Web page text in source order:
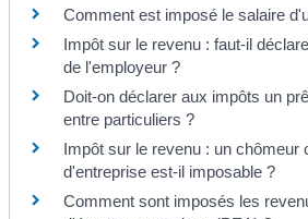
Comment est imposé le salaire
Impôt sur le revenu : faut-il
de l'employeur ?
Doit-on déclarer aux impôts un
entre particuliers ?
Impôt sur le revenu : un chômeur
d'entreprise est-il imposable ?
Comment sont imposés les